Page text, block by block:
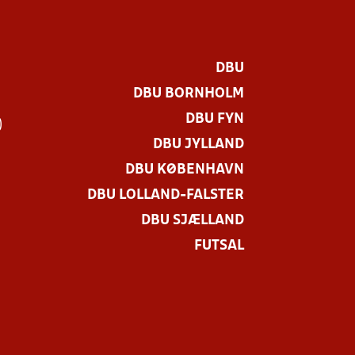
DBU
DBU BORNHOLM
DBU FYN
DBU JYLLAND
DBU KØBENHAVN
DBU LOLLAND-FALSTER
DBU SJÆLLAND
FUTSAL